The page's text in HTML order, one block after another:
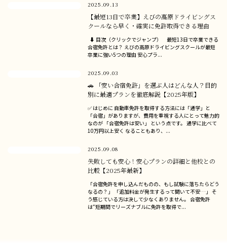
2025.09.13
【最短13日で卒業】えびの高原ドライビングス
クールなら早く・確実に免許取得できる理由
⬇ 目次（クリックでジャンプ） 最短13日で卒業できる
合宿免許とは？ えびの高原ドライビングスクールが最短
卒業に強い5つの理由 安心プラ...
2025.09.03
🚗 「安い合宿免許」を選ぶ人はどんな人？目的
別に最適プランを徹底解説【2025年版】
✅ はじめに 自動車免許を取得する方法には「通学」と
「合宿」がありますが、費用を重視する人にとって魅力的
なのが 「合宿免許は安い」 という点です。 通学に比べて
10万円以上安く なることもあり、...
2025.09.08
失敗しても安心！安心プランの詳細と他校との
比較【2025年最新】
「合宿免許を申し込んだものの、もし試験に落ちたらどう
なるの？」 「追加料金が発生するって聞いて不安…」 そ
う感じている方は決して少なくありません。 合宿免許
は“短期間でリーズナブルに免許を取得で...